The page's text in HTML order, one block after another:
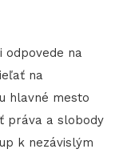
odpovede na
na
hlavné mesto
práva a slobody
k nezávislým